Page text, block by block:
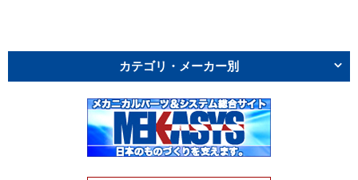
カテゴリ・メーカー別